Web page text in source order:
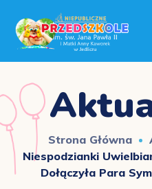
Strona Główna
Niespodzianki
Dołączyła Para